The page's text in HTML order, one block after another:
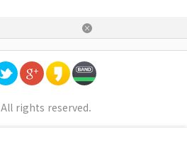
×
All rights reserved.